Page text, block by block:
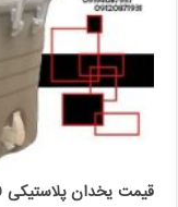
قیمت یخدان پلاستیکی 40 لیتری کلمن صندوقی + مشاوره رایگان